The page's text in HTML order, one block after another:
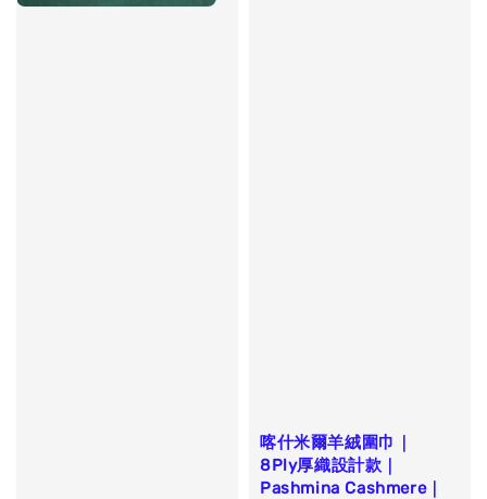
喀什米爾羊絨圍巾｜
8Ply厚織設計款｜
Pashmina Cashmere｜